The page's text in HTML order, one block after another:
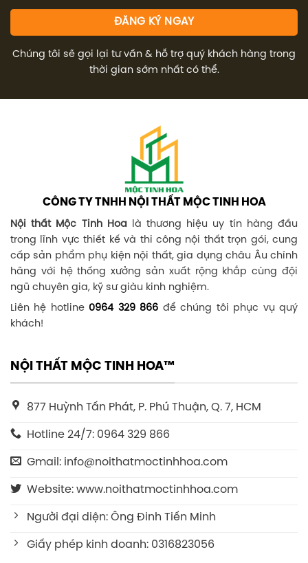
Chúng tôi sẽ gọi lại tư vấn & hỗ trợ quý khách hàng trong
thời gian sớm nhất có thể.
CÔNG TY TNHH NỘI THẤT MỘC TINH HOA
Nội thất Mộc Tinh Hoalà thương hiệu uy tín hàng đầu
trong lĩnh vực thiết kế và thi công nội thất trọn gói, cung
cấp sản phẩm phụ kiện nội thất, gia dụng châu Âu chính
hãng với hệ thống xưởng sản xuất rộng khắp cùng đội
ngũ chuyên gia, kỹ sư giàu kinh nghiệm.
Liên hệ hotline 0964 329 866 để chúng tôi phục vụ quý
khách!
NỘI THẤT MỘC TINH HOA™
877 Huỳnh Tấn Phát, P. Phú Thuận, Q. 7, HCM
Hotline 24/7: 0964 329 866
Gmail: info@noithatmoctinhhoa.com
Website: www.noithatmoctinhhoa.com
Người đại diện: Ông Đinh Tiến Minh
Giấy phép kinh doanh: 0316823056